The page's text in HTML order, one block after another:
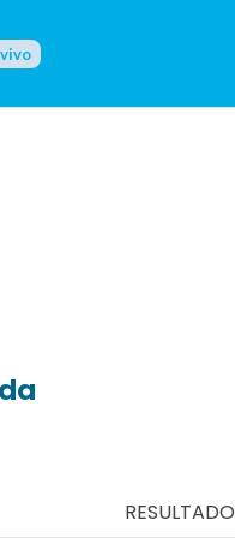
RESULTADO